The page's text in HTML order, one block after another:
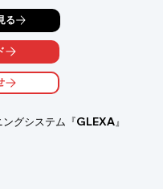
る
グシステム『GLEXA』